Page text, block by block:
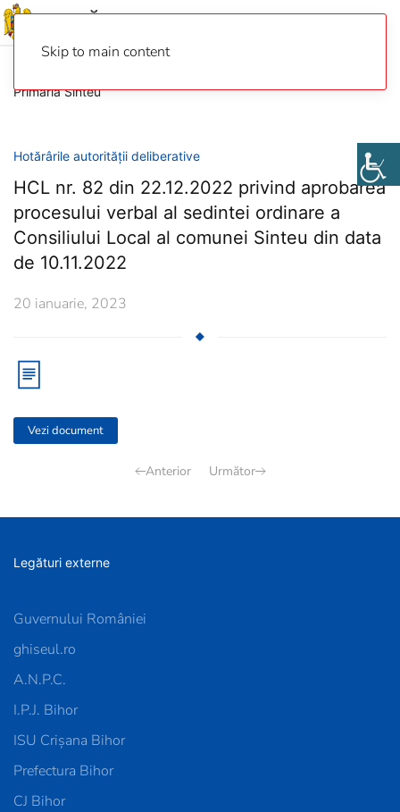
Skip to main content
Primaria Sinteu
Hotărârile autorității deliberative
HCL nr. 82 din 22.12.2022 privind aprobarea
procesului verbal al sedintei ordinare a
Consiliului Local al comunei Sinteu din data
de 10.11.2022
20 ianuarie, 2023
Vezi document
Anterior Următor
Legături externe
Guvernului României
ghiseul.ro
A.N.P.C.
I.P.J. Bihor
ISU Crișana Bihor
Prefectura Bihor
CJ Bihor